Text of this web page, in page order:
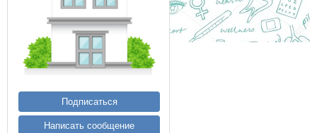
Подписаться
Написать сообщение